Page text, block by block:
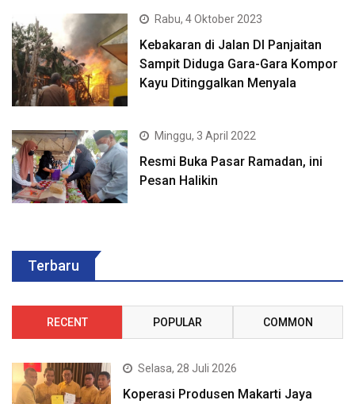
Rabu, 4 Oktober 2023
Kebakaran di Jalan DI Panjaitan
Sampit Diduga Gara-Gara Kompor
Kayu Ditinggalkan Menyala
Minggu, 3 April 2022
Resmi Buka Pasar Ramadan, ini
Pesan Halikin
Terbaru
RECENT POPULAR COMMON
Selasa, 28 Juli 2026
Koperasi Produsen Makarti Jaya